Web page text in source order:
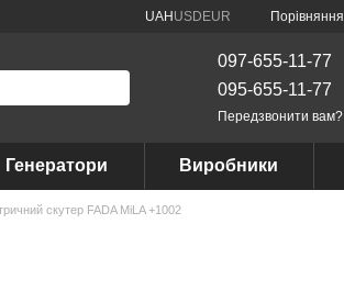
UAH USD EUR Порівняння
097-655-11-77
095-655-11-77
Передзвонити вам?
Генератори Виробники
скутер FADA MiLA +1002